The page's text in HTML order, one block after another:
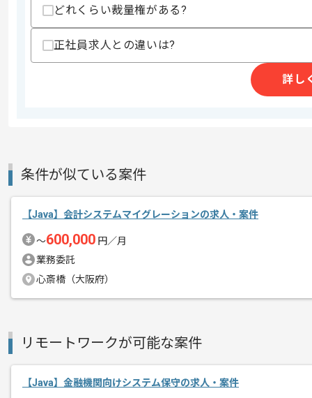
140時間〜180時間
その他募集要項
募集人数
エージェントからのコ
取引実績のある企業の案件です。
長期案件ですので腰を据えて作業され
どれくらい裁量権がある?
正社員求人との違いは?
詳し
条件が似ている案件
【Java】会計システムマイグレーションの求人・案件
〜600,000 円／月
業務委託
心斎橋（大阪府）
リモートワークが可能な案件
【Java】金融機関向けシステム保守の求人・案件